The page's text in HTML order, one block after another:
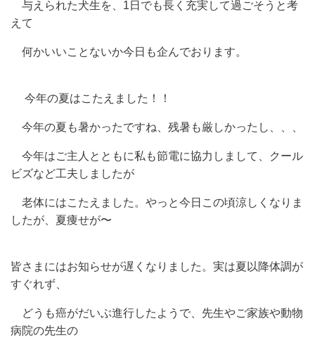
与えられた犬生を、1日でも長く充実して過ごそうと考
えて
何かいいことないか今日も企んでおります。
今年の夏はこたえました！！
今年の夏も暑かったですね、残暑も厳しかったし、、、
今年はご主人とともに私も節電に協力しまして、クール
ビズなど工夫しましたが
老体にはこたえました。やっと今日この頃涼しくなりま
したが、夏痩せが〜
皆さまにはお知らせが遅くなりました。実は夏以降体調が
すぐれず、
どうも癌がだいぶ進行したようで、先生やご家族や動物
病院の先生の